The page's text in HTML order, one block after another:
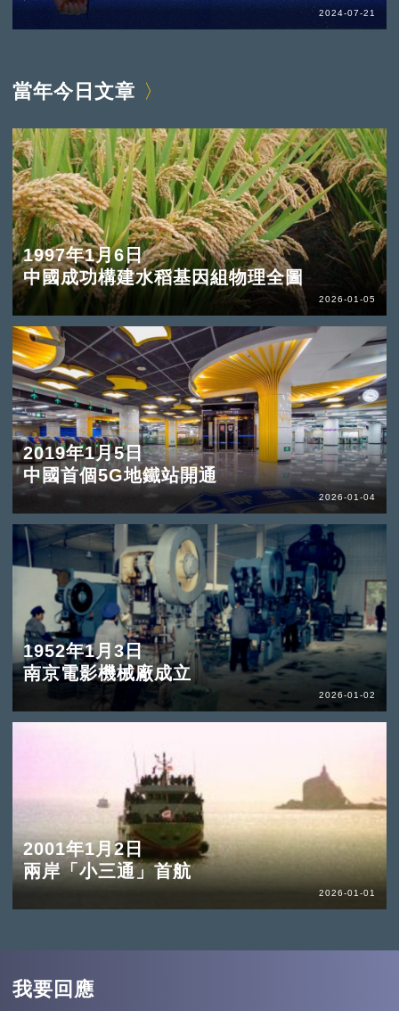
2024-07-21
當年今日文章
1997年1月6日
中國成功構建水稻基因組物理全圖
2026-01-05
2019年1月5日
中國首個5G地鐵站開通
2026-01-04
1952年1月3日
南京電影機械廠成立
2026-01-02
2001年1月2日
兩岸「小三通」首航
2026-01-01
我要回應